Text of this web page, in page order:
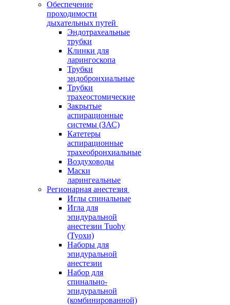
Обеспечение
проходимости
дыхательных путей
Эндотрахеальные
трубки
Клинки для
ларингоскопа
Трубки
эндобронхиальные
Трубки
трахеостомические
Закрытые
аспирационные
системы (ЗАС)
Катетеры
аспирационные
трахеобронхиальные
Воздуховоды
Маски
ларингеальные
Регионарная анестезия
Иглы спинальные
Игла для
эпидуральной
анестезии Tuohy
(Туохи)
Наборы для
эпидуральной
анестезии
Набор для
спинально-
эпидуральной
(комбинированной)